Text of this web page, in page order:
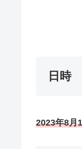
日時
2023年8